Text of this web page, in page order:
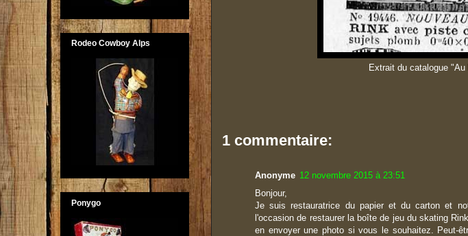
Extrait du catalogue
1 commentaire:
Anonyme 12 novembre 2015 à 23:51
Bonjour,
Je suis restauratrice du papier et du carton et
l'occasion de restaurer la boîte de jeu du skating
en envoyer une photo si vous le souhaitez. Peut-
Rodeo Cowboy Alps
Ponygo